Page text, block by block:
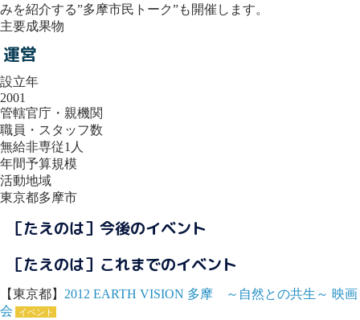
みを紹介する”多摩市民トーク”も開催します。
主要成果物
運営
設立年
2001
管轄官庁・親機関
職員・スタッフ数
無給非専従1人
年間予算規模
活動地域
東京都多摩市
［たえのは］今後のイベント
［たえのは］これまでのイベント
【東京都】 2012 EARTH VISION 多摩 ～自然との共生～ 映画
会
イベント